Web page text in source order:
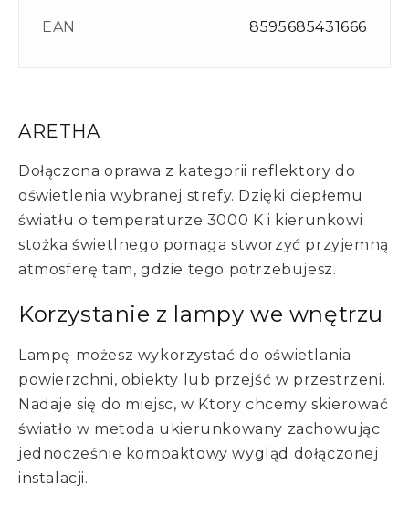
ARETHA
Dołączona oprawa z kategorii reflektory do
oświetlenia wybranej strefy. Dzięki ciepłemu
światłu o temperaturze 3000 K i kierunkowi
stożka świetlnego pomaga stworzyć przyjemną
atmosferę tam, gdzie tego potrzebujesz.
Korzystanie z lampy we wnętrzu
Lampę możesz wykorzystać do oświetlania
powierzchni, obiekty lub przejść w przestrzeni.
Nadaje się do miejsc, w Ktory chcemy skierować
światło w metoda ukierunkowany zachowując
jednocześnie kompaktowy wygląd dołączonej
instalacji.
EAN 8595685431666